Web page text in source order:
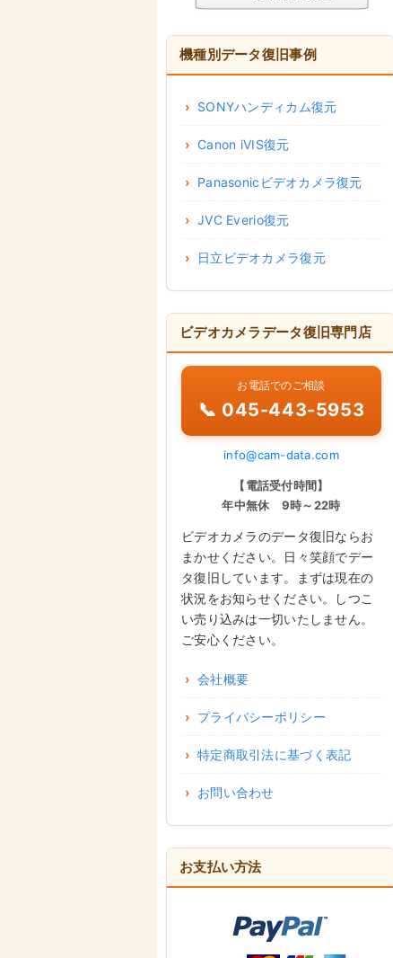
機種別データ復旧事例
SONYハンディカム復元
Canon iVIS復元
Panasonicビデオカメラ復元
JVC Everio復元
日立ビデオカメラ復元
ビデオカメラデータ復旧専門店
お電話でのご相談
📞 045-443-5953
info@cam-data.com
【電話受付時間】
年中無休 9時～22時
ビデオカメラのデータ復旧ならお
まかせください。日々笑顔でデー
タ復旧しています。まずは現在の
状況をお知らせください。しつこ
い売り込みは一切いたしません。
ご安心ください。
会社概要
プライバシーポリシー
特定商取引法に基づく表記
お問い合わせ
お支払い方法